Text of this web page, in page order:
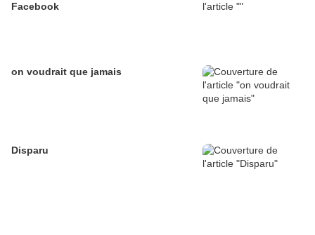
Facebook
on voudrait que jamais
Disparu